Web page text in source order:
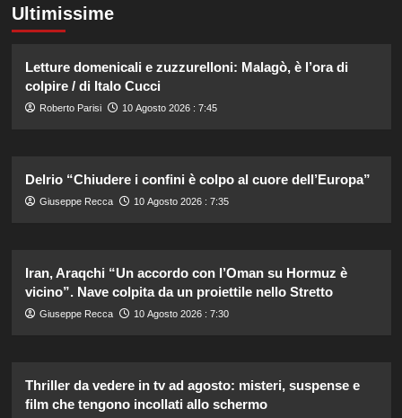
Ultimissime
Letture domenicali e zuzzurelloni: Malagò, è l’ora di
colpire / di Italo Cucci
Roberto Parisi 10 Agosto 2026 : 7:45
Delrio “Chiudere i confini è colpo al cuore dell’Europa”
Giuseppe Recca 10 Agosto 2026 : 7:35
Iran, Araqchi “Un accordo con l’Oman su Hormuz è
vicino”. Nave colpita da un proiettile nello Stretto
Giuseppe Recca 10 Agosto 2026 : 7:30
Thriller da vedere in tv ad agosto: misteri, suspense e
film che tengono incollati allo schermo